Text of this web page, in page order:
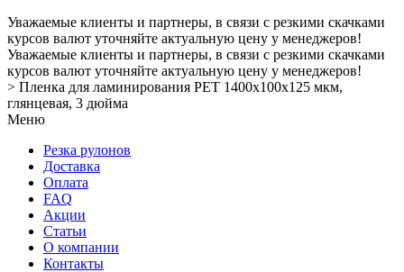
Уважаемые клиенты и партнеры, в связи с резкими скачками
курсов валют уточняйте актуальную цену у менеджеров!
Уважаемые клиенты и партнеры, в связи с резкими скачками
курсов валют уточняйте актуальную цену у менеджеров!
> Пленка для ламинирования PET 1400х100х125 мкм,
глянцевая, 3 дюйма
Меню
Резка рулонов
Доставка
Оплата
FAQ
Акции
Статьи
О компании
Контакты